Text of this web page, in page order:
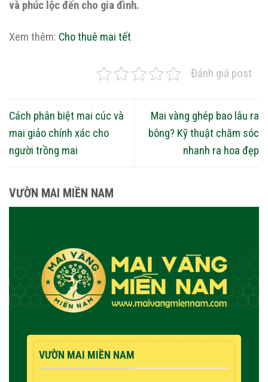
và phúc lộc đến cho gia đình.
Xem thêm: Cho thuê mai tết
Đánh giá post
Cách phân biệt mai cúc và
mai giảo chính xác cho
người trồng mai
Mai vàng ghép bao lâu ra
bông? Kỹ thuật chăm sóc
nhanh ra hoa đẹp
VƯỜN MAI MIỀN NAM
VƯỜN MAI MIỀN NAM